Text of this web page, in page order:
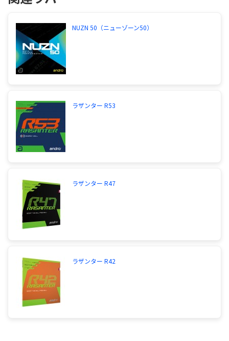
NUZN 50（ニューゾーン50）
ラザンター R53
ラザンター R47
ラザンター R42